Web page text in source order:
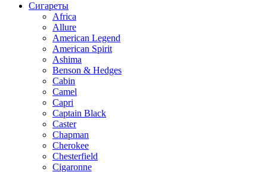
Сигареты
Africa
Allure
American Legend
American Spirit
Ashima
Benson & Hedges
Cabin
Camel
Capri
Captain Black
Caster
Chapman
Cherokee
Chesterfield
Cigaronne